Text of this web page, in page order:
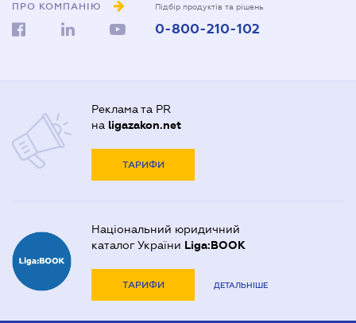
ПРО КОМПАНІЮ Підбір продуктів та рішень
0-800-210-102
Реклама та PR
на ligazakon.net
ТАРИФИ
Національний юридичний
каталог України Liga:BOOK
ТАРИФИ ДЕТАЛЬНІШЕ